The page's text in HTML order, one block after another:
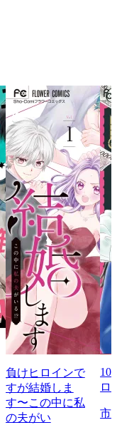
負けヒロインで
すが結婚しま
す〜この中に私
の夫がい
ロ
市